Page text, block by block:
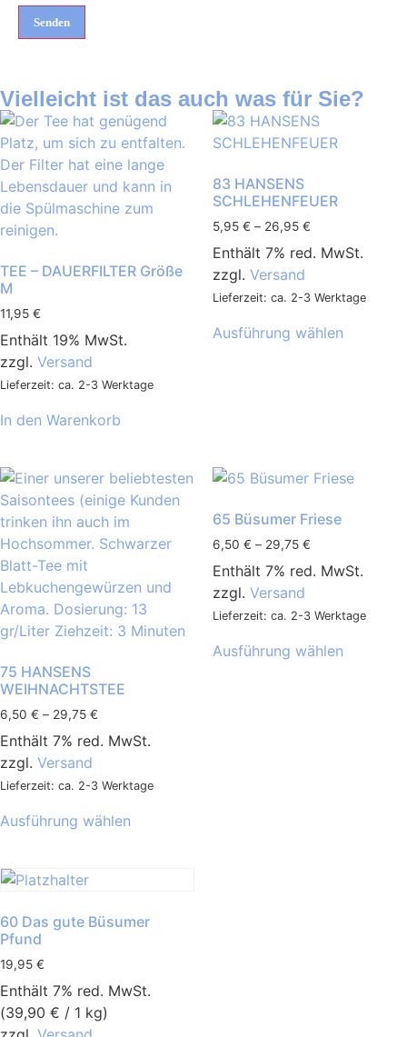
Vielleicht ist das auch was für Sie?
TEE – DAUERFILTER Größe
M
11,95 €
Enthält 19% MwSt.
zzgl. Versand
Lieferzeit: ca. 2-3 Werktage
In den Warenkorb
83 HANSENS
SCHLEHENFEUER
5,95 € – 26,95 €
Enthält 7% red. MwSt.
zzgl. Versand
Lieferzeit: ca. 2-3 Werktage
Ausführung wählen
75 HANSENS
WEIHNACHTSTEE
6,50 € – 29,75 €
Enthält 7% red. MwSt.
zzgl. Versand
Lieferzeit: ca. 2-3 Werktage
Ausführung wählen
65 Büsumer Friese
6,50 € – 29,75 €
Enthält 7% red. MwSt.
zzgl. Versand
Lieferzeit: ca. 2-3 Werktage
Ausführung wählen
60 Das gute Büsumer
Pfund
19,95 €
Enthält 7% red. MwSt.
(39,90 € / 1 kg)